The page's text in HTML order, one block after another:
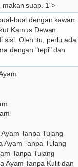
suap. 1">
bual dengan kawan
Kamus Dewan
di sisi. Oleh itu, perlu ada
dengan "tepi" dan
Tanpa Tulang
Ayam Tanpa Tulang
Tanpa Tulang
Ayam Tanpa Kulit dan